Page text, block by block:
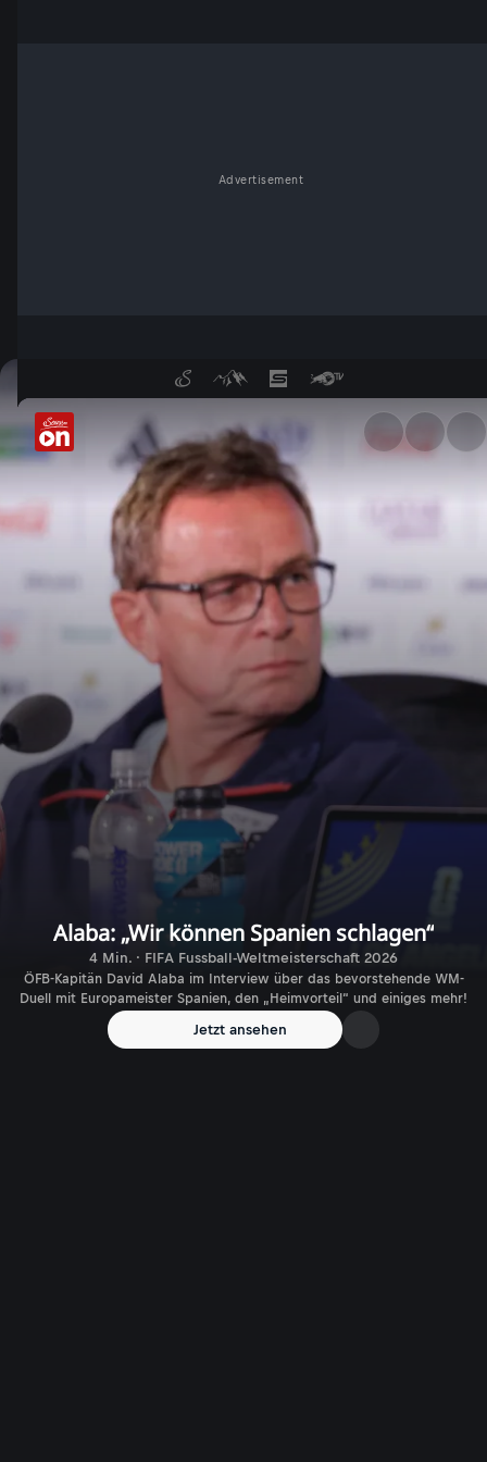
Advertisement
ÖFB-Kapitän Alaba vor WM-
Alaba: „Wir können Spanien schlagen“
4 Min. · FIFA Fussball-Weltmeisterschaft 2026
ÖFB-Kapitän David Alaba im Interview über das bevorstehende WM-
Duell mit Europameister Spanien, den „Heimvorteil“ und einiges mehr!
Jetzt ansehen